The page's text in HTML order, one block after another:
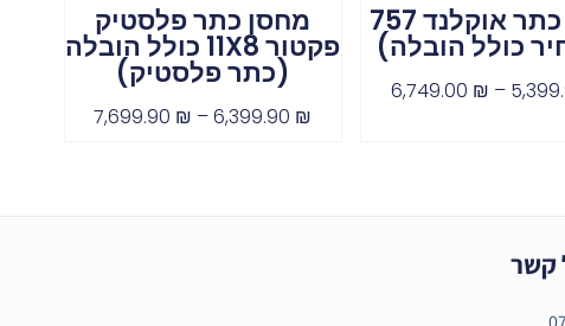
מחסן כתר אוקלנד 757
כולל הובלה)
–
6,749.00 ₪
מחסן כתר פלסטיק
פקטור 11X8 כולל הובלה
(כתר פלסטיק)
6,399.90 ₪
–
7,699.90 ₪
קשר